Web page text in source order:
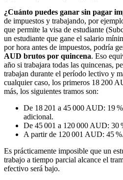
¿Cuánto puedes ganar sin pagar
de impuestos y trabajando, por
que permite la visa de estudiante
un estudiante que gane el salario
por hora antes de impuestos, podría
AUD brutos por quincena. Eso
año si trabajara todas las quincenas,
trabajan durante el período lectivo y
cualquier caso, los primeros 18 200
más, los siguientes tramos son:
De 18 201 a 45 000 AUD: 19
adicional.
De 45 001 a 120 000 AUD: 30
A partir de 120 001 AUD: 45 %.
Es prácticamente imposible que un
trabajo a tiempo parcial alcance el
efectivo será bajo.